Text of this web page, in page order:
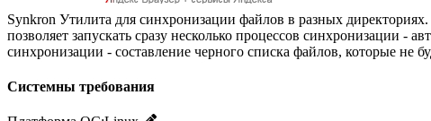
Synkron Утилита для синхронизации файлов в разных
позволяет запускать сразу несколько процессов синхронизации -
синхронизации - составление черного списка файлов, которые не
Системны требования